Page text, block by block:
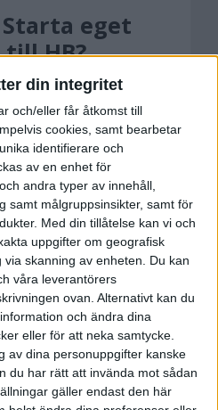
din integritet
och/eller får åtkomst till
cookies, samt bearbetar
identifierare och
av en enhet för
andra typer av innehåll,
samt målgruppsinsikter, samt för
Med din tillåtelse kan vi och
uppgifter om geografisk
skanning av enheten. Du kan
våra leverantörers
ovan. Alternativt kan du
och ändra dina
eller för att neka samtycke.
av dina personuppgifter kanske
du har rätt att invända mot sådan
gäller endast den här
eget
HB?
hjälp min man litegrann
Nu har
och jag har ingen
jobbar bara i min mans
det ser ut i framtiden
mycket utan helst vill vi
EF.
lösningar:
och vi fördelar